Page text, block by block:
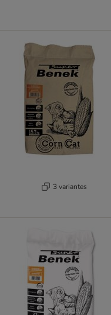
3 variantes